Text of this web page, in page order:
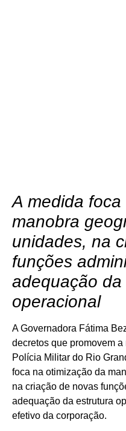
A medida
manobra
unidades, na
funções
adequação da
operacional
A Governadora Fátima
decretos que promovem
Polícia Militar do Rio
foca na otimização da
na criação de novas
adequação da estrutura
efetivo da corporação.